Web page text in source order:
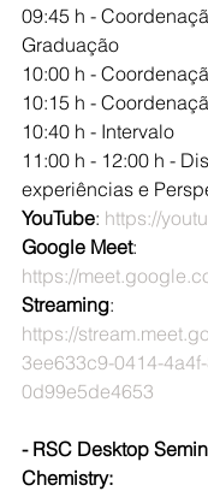
09:45 h -
Graduação
10:00 h -
10:15 h -
10:40 h - Intervalo
11:00 h - 12:00 h -
experiências e
YouTube: https://
Google Meet:
https://
Streaming:
https://
3ee633c9-0414-
0d99e5de4653
- RSC Desktop
Chemistry: